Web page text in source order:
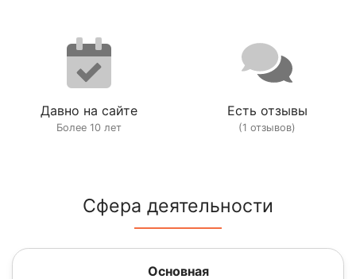
Давно на сайте
Более 10 лет
Есть отзывы
(1 отзывов)
Сфера деятельности
Основная